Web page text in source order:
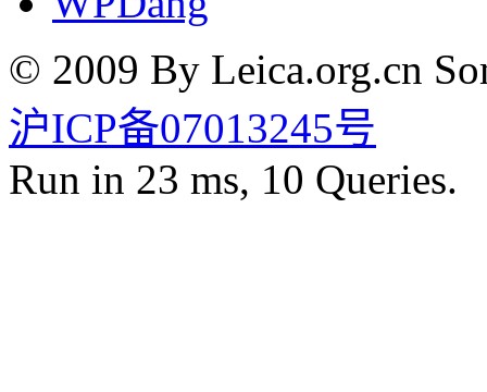
© 2009 By Leica.org.cn
沪ICP备07013245号
Run in 23 ms, 10 Queries.